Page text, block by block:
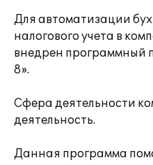
Для автоматизации
налогового учета в
внедрен программный
8».
Сфера деятельности
деятельность.
Данная программа